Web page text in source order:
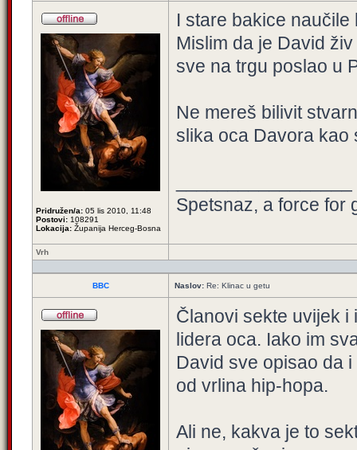
Pridružen/a: 05 lis 2010, 11:48
Postovi: 108291
Lokacija: Županija Herceg-Bosna
I stare bakice naučile
Mislim da je David
sve na trgu poslao u
Ne mereš bilivit
slika oca Davora kao
Spetsnaz, a force for
Vrh
BBC Naslov: Re: Klinac u getu
Članovi sekte uvijek
lidera oca. Iako im
David sve opisao da
od vrlina hip-hopa.
Ali ne, kakva je to